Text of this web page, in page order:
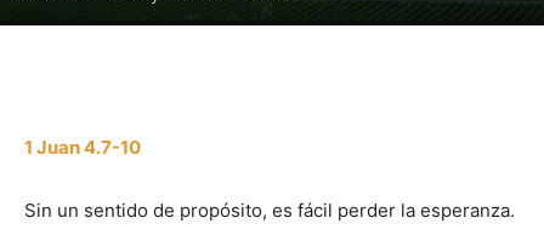
1 Juan 4.7-10
Sin un sentido de propósito, es fácil perder la esperanza.